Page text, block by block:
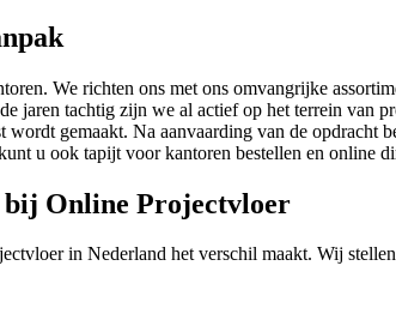
We richten ons met ons omvangrijke
jaren tachtig zijn we al actief op het terrein
gemaakt. Na aanvaarding van de
u ook tapijt voor kantoren bestellen en online
Online Projectvloer
in Nederland het verschil maakt. Wij